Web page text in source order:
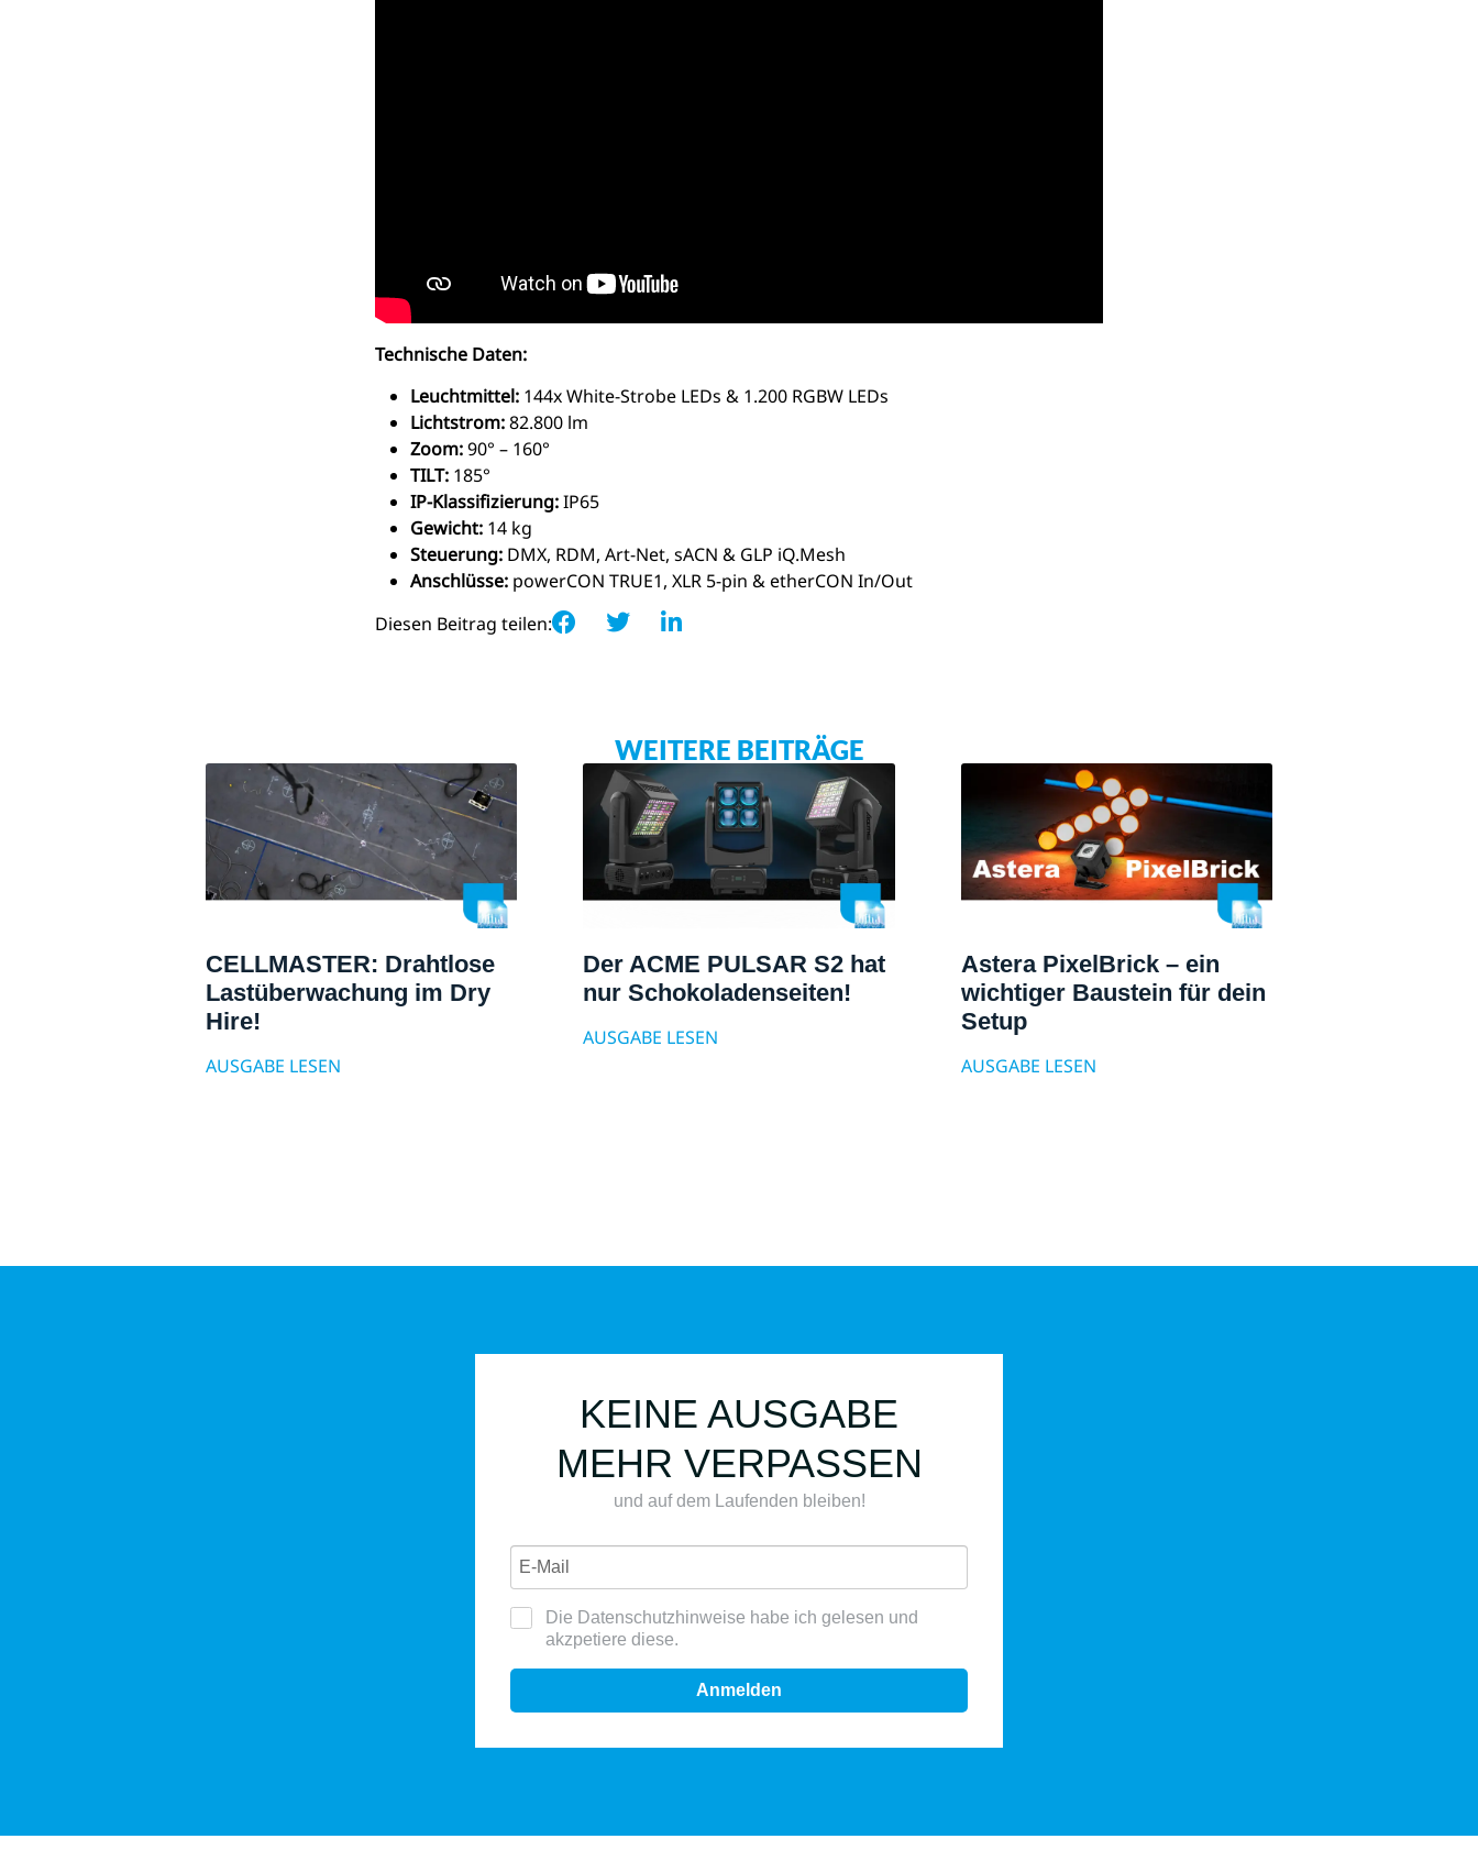
Technische Daten:
Leuchtmittel: 144x White-Strobe LEDs & 1.200 RGBW LEDs
Lichtstrom:82.800 lm
Zoom:90° – 160°
TILT: 185°
IP-Klassifizierung:IP65
Gewicht: 14 kg
Steuerung: DMX, RDM, Art-Net, sACN & GLP iQ.Mesh
Anschlüsse: powerCON TRUE1, XLR 5-pin & etherCON In/Out
Diesen Beitrag teilen:
WEITERE BEITRÄGE
CELLMASTER: Drahtlose
Lastüberwachung im Dry
Hire!
AUSGABE LESEN
Der ACME PULSAR S2 hat
nur Schokoladenseiten!
AUSGABE LESEN
Astera PixelBrick – ein
wichtiger Baustein für dein
Setup
AUSGABE LESEN
KEINE AUSGABE
MEHR VERPASSEN
und auf dem Laufenden bleiben!
Die Datenschutzhinweise habe ich gelesen und
akzpetiere diese.
Anmelden